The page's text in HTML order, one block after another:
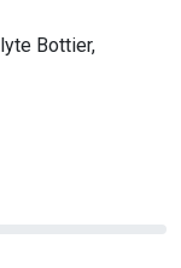
Bottier,